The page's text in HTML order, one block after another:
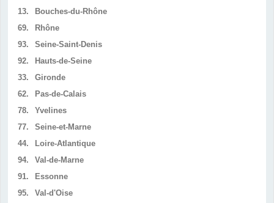
13.
Bouches-du-Rhône
69.
Rhône
93.
Seine-Saint-Denis
92.
Hauts-de-Seine
33.
Gironde
62.
Pas-de-Calais
78.
Yvelines
77.
Seine-et-Marne
44.
Loire-Atlantique
94.
Val-de-Marne
91.
Essonne
95.
Val-d'Oise